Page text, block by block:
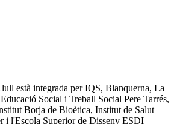
està integrada per IQS, Blanquerna, La
Social i Treball Social Pere Tarrés,
Borja de Bioètica, Institut de Salut
i l'Escola Superior de Disseny ESDI